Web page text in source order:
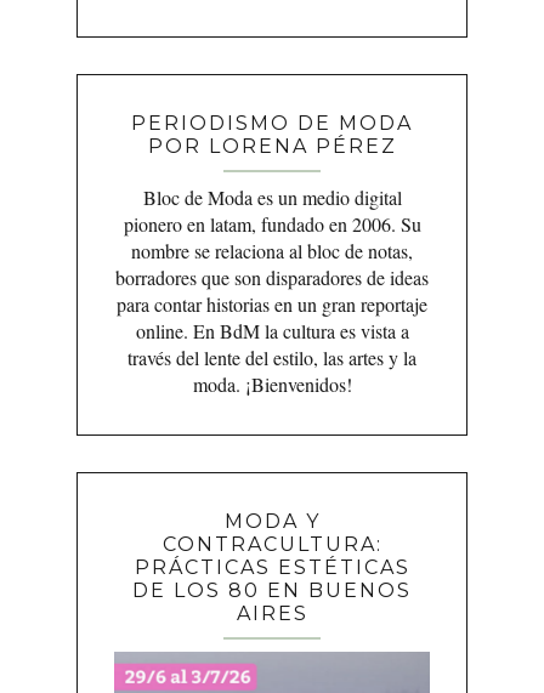
PERIODISMO DE MODA
POR LORENA PÉREZ
Bloc de Moda es un medio digital
pionero en latam, fundado en 2006. Su
nombre se relaciona al bloc de notas,
borradores que son disparadores de ideas
para contar historias en un gran reportaje
online. En BdM la cultura es vista a
través del lente del estilo, las artes y la
moda. ¡Bienvenidos!
MODA Y
CONTRACULTURA:
PRÁCTICAS ESTÉTICAS
DE LOS 80 EN BUENOS
AIRES